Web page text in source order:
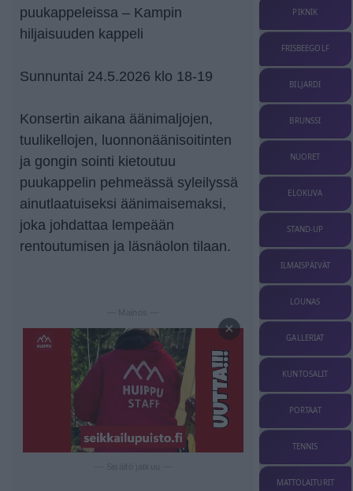
puukappeleissa – Kampin
hiljaisuuden kappeli
Sunnuntai 24.5.2026 klo 18-19
Konsertin aikana äänimaljojen,
tuulikellojen, luonnonäänisoitinten
ja gongin sointi kietoutuu
puukappelin pehmeässä syleilyssä
ainutlaatuiseksi äänimaisemaksi,
joka johdattaa lempeään
rentoutumisen ja läsnäolon tilaan.
— Mainos —
×
PIKNIK
FRISBEEGOLF
BILJARDI
BRUNSSI
NUORET
ELOKUVA
STAND-UP
ILMAISPÄIVÄT
LOUNAS
GALLERIAT
KUNTOSALIT
PORTAAT
TENNIS
MATTOLAITURIT